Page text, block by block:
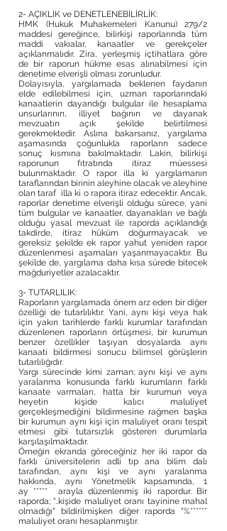
2- AÇIKLIK ve DENETLENEBİLİRLİK:
HMK (Hukuk Muhakemeleri Kanunu) 279/2
maddesi gereğince, bilirkişi raporlarında tüm
maddi vakıalar, kanaatler ve gerekçeler
açıklanmalıdır. Zira, yerleşmiş içtihatlara göre
de bir raporun hükme esas alınabilmesi için
denetime elverişli olması zorunludur.
Dolayısıyla, yargılamada beklenen faydanın
elde edilebilmesi için, uzman raporlarındaki
kanaatlerin dayandığı bulgular ile hesaplama
unsurlarının, illiyet bağının ve dayanak
mevzuatın açık şekilde belirtilmesi
gerekmektedir. Aslına bakarsanız, yargılama
aşamasında çoğunlukla raporların sadece
sonuç kısmına bakılmaktadır. Lakin, bilirkişi
raporunun fıtratında itiraz müessesi
bulunmaktadır. O rapor illa ki yargılamanın
taraflarından birinin aleyhine olacak ve aleyhine
olan taraf illa ki o rapora itiraz edecektir. Ancak,
raporlar denetime elverişli olduğu sürece, yani
tüm bulgular ve kanaatler, dayanakları ve bağlı
olduğu yasal mevzuat ile raporda açıklandığı
takdirde, itiraz hüküm doğurmayacak ve
gereksiz şekilde ek rapor yahut yeniden rapor
düzenlenmesi aşamaları yaşanmayacaktır. Bu
şekilde de, yargılama daha kısa sürede bitecek
mağduriyetler azalacaktır.
3- TUTARLILIK:
Raporların yargılamada önem arz eden bir diğer
özelliği de tutarlılıktır. Yani, aynı kişi veya hak
için yakın tarihlerde farklı kurumlar tarafından
düzenlenen raporların örtüşmesi, bir kurumun
benzer özellikler taşıyan dosyalarda aynı
kanaati bildirmesi sonucu bilimsel görüşlerin
tutarlılığıdır.
Yargı sürecinde kimi zaman; aynı kişi ve aynı
yaralanma konusunda farklı kurumların farklı
kanaate varmaları, hatta bir kurumun veya
heyetin kişide kalıcı maluliyet
gerçekleşmediğini bildirmesine rağmen başka
bir kurumun aynı kişi için maluliyet oranı tespit
etmesi gibi tutarsızlık gösteren durumlarla
karşılaşılmaktadır.
Örneğin ekranda göreceğiniz her iki rapor da
farklı üniversitelerin adli tıp ana bilim dalı
tarafından, aynı kişi ve aynı yaralanma
hakkında, aynı Yönetmelik kapsamında, 1
ay ***** arayla düzenlenmiş iki rapordur. Bir
raporda; "..kişide maluliyet oranı tayinine mahal
olmadığı" bildirilmişken diğer raporda "%******
maluliyet oranı hesaplanmıştır.